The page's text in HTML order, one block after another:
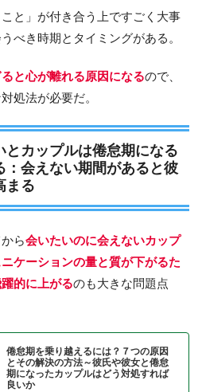
と」が付き合う上ですごく大事
べき時期とタイミングがある。
と心が離れる原因になるので、
処法が必要だ。
とカップルは倦怠期になる
：会えない期間があると彼
まる
ら会いたいのに会えないカップ
ケーションの量と質が下がるた
的に上がるのも大きな問題点
倦怠期を乗り越えるには？７つの原因
とその解決の方法～彼氏や彼女と倦怠
期になったカップルはどう対処すれば
良いか